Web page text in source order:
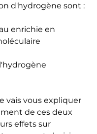
d'hydrogène sont :
enrichie en
vais vous expliquer
de ces deux
effets sur